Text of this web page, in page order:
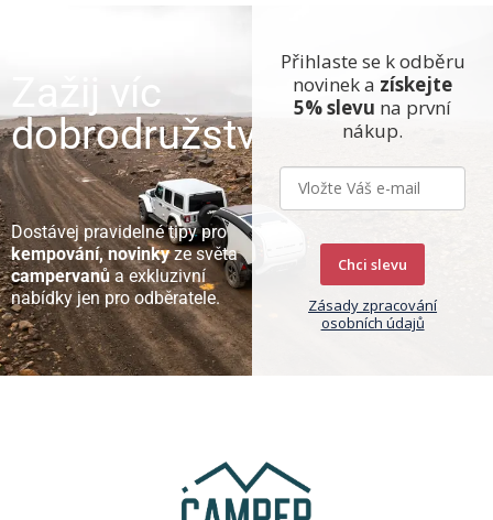
Zažij víc
dobrodružství
Dostávej pravidelné tipy pro
kempování, novinkyze světa
campervanůa exkluzivní
nabídky jen pro odběratele.
Přihlaste se k odběru
novinek a získejte
5% slevu na první
nákup.
Chci slevu
Zásady zpracování
osobních údajů